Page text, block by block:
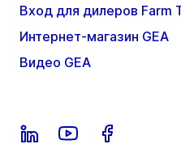
Вход для дилеров Farm
Интернет-магазин GEA
Видео GEA